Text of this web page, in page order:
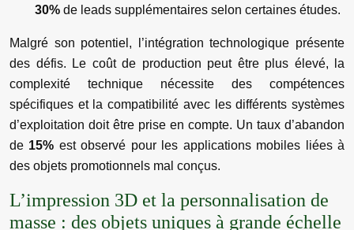
30% de leads supplémentaires selon certaines études.
Malgré son potentiel, l’intégration technologique présente
des défis. Le coût de production peut être plus élevé, la
complexité technique nécessite des compétences
spécifiques et la compatibilité avec les différents systèmes
d’exploitation doit être prise en compte. Un taux d’abandon
de 15% est observé pour les applications mobiles liées à
des objets promotionnels mal conçus.
L’impression 3D et la personnalisation de
masse : des objets uniques à grande échelle